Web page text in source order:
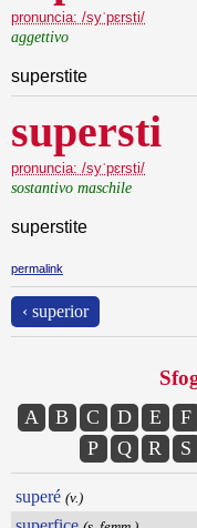
pronuncia: /syˈpɛrsti/
aggettivo
superstite
supersti
pronuncia: /syˈpɛrsti/
sostantivo maschile
superstite
permalink
‹ superior
A B C D E F
P
Q R S
superé (v.)